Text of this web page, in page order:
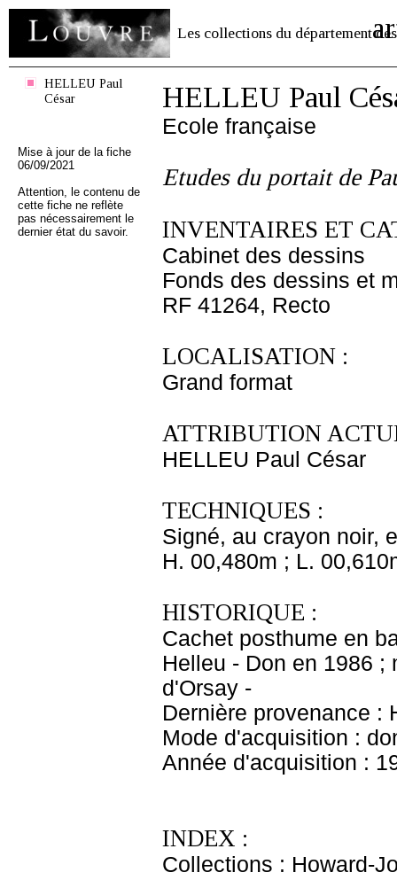
Les collections du département des
HELLEU Paul
César
Mise à jour de la fiche
06/09/2021
Attention, le contenu de
cette fiche ne reflète
pas nécessairement le
dernier état du savoir.
HELLEU Paul
Ecole française
Etudes du portait de
INVENTAIRES ET
Cabinet des dessins
Fonds des dessins et
RF 41264, Recto
LOCALISATION :
Grand format
ATTRIBUTION
HELLEU Paul César
TECHNIQUES :
Signé, au crayon noir,
H. 00,480m ; L.
HISTORIQUE :
Cachet posthume en
Helleu - Don en 1986 ;
d'Orsay -
Dernière provenance :
Mode d'acquisition :
Année d'acquisition :
INDEX :
Collections : Howard-